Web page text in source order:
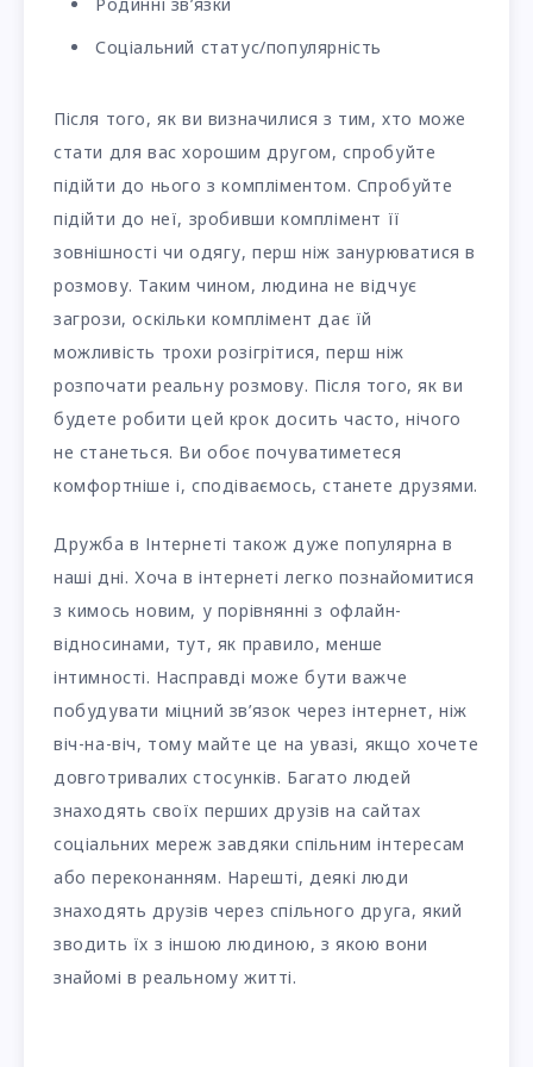
Родинні зв’язки
Соціальний статус/популярність
Після того, як ви визначилися з тим, хто може
стати для вас хорошим другом, спробуйте
підійти до нього з компліментом. Спробуйте
підійти до неї, зробивши комплімент її
зовнішності чи одягу, перш ніж занурюватися в
розмову. Таким чином, людина не відчує
загрози, оскільки комплімент дає їй
можливість трохи розігрітися, перш ніж
розпочати реальну розмову. Після того, як ви
будете робити цей крок досить часто, нічого
не станеться. Ви обоє почуватиметеся
комфортніше і, сподіваємось, станете друзями.
Дружба в Інтернеті також дуже популярна в
наші дні. Хоча в інтернеті легко познайомитися
з кимось новим, у порівнянні з офлайн-
відносинами, тут, як правило, менше
інтимності. Насправді може бути важче
побудувати міцний зв’язок через інтернет, ніж
віч-на-віч, тому майте це на увазі, якщо хочете
довготривалих стосунків. Багато людей
знаходять своїх перших друзів на сайтах
соціальних мереж завдяки спільним інтересам
або переконанням. Нарешті, деякі люди
знаходять друзів через спільного друга, який
зводить їх з іншою людиною, з якою вони
знайомі в реальному житті.